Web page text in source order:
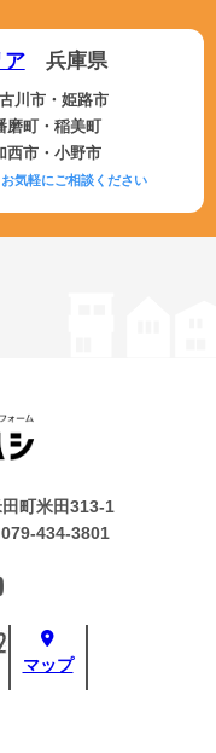
ア兵庫県
川市・姫路市
磨町・稲美町
西市・小野市
気軽にご相談ください
マップ
町米田313-1
434-3801